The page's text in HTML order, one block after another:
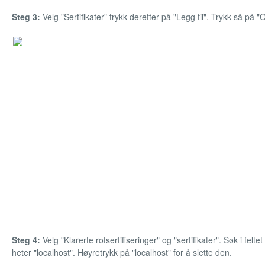
Steg 3: Velg "Sertifikater" trykk deretter på "Legg til". Trykk så på
Steg 4: Velg "Klarerte rotsertifiseringer" og "sertifikater". Søk i
heter "localhost". Høyretrykk på "localhost" for å slette den.